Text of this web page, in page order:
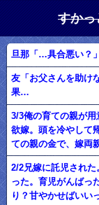
すか
旦那「…具合悪い？
友「お父さんを助け
果…
3/3俺の育ての親が
欲嫁。頭を冷やして
ての親の金で、嫁両
2/2兄嫁に託児され
った。育児がんばっ
り？甘やかせばいい